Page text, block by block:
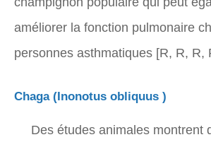
améliorer la fonction pulmonaire
personnes asthmatiques [R, R, R,
Chaga (Inonotus obliquus )
Des études animales montrent